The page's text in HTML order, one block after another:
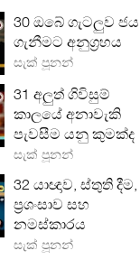
30 ඔබේ ගැටලු‍ව ජය
ගැනීමට අනුග්‍රහය
සැක් පූනන්
31 අලුත් ගිවිසුම්
කාලයේ අනාවැකි
පැවසීම යනු කුමක්ද
සැක් පූනන්
32 යාඥාව, ස්තුති දීම,
ප්‍රශංසාව සහ
නමස්කාරය
සැක් පූනන්